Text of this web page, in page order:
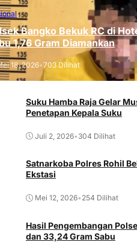
Bangko Bekuk RC di
1,76 Gram Diamankan
18, 2026•703 Dilihat
Suku Hamba Raja Gelar
Penetapan Kepala Suku
Juli 2, 2026• 304 Dilihat
Satnarkoba Polres Rohil
Ekstasi
Mei 12, 2026• 254 Dilihat
Hasil Pengembangan
dan 33,24 Gram Sabu